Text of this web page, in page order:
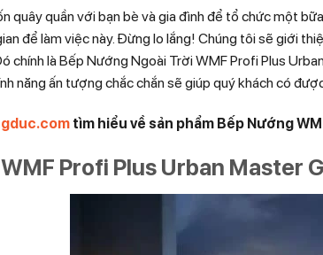
quây quần với bạn bè và gia đình để tổ chức một
để làm việc này. Đừng lo lắng! Chúng tôi sẽ giới
chính là Bếp Nướng Ngoài Trời WMF Profi Plus
năng ấn tượng chắc chắn sẽ giúp quý khách có
tìm hiểu về sản phẩm Bếp Nướng
Profi Plus Urban Master